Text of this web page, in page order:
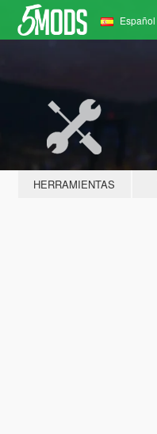
Español
HERRAMIENTAS